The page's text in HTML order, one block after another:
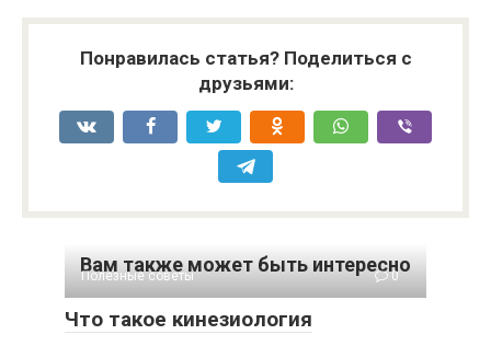
Понравилась статья? Поделиться с
друзьями:
Вам также может быть интересно
Полезные советы 0
Что такое кинезиология